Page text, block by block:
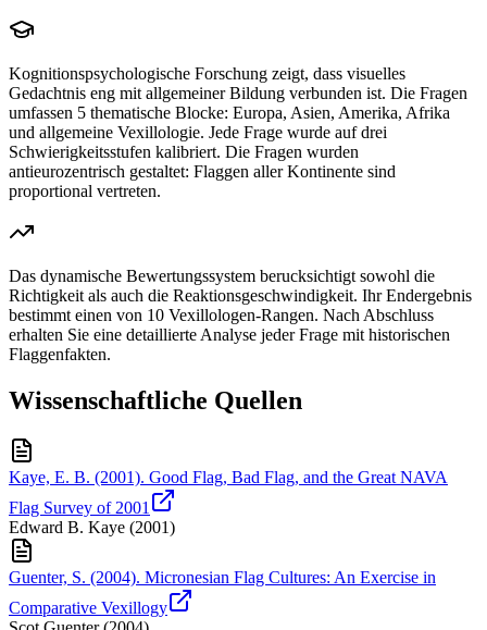
Kognitionspsychologische Forschung zeigt, dass visuelles
Gedachtnis eng mit allgemeiner Bildung verbunden ist. Die Fragen
umfassen 5 thematische Blocke: Europa, Asien, Amerika, Afrika
und allgemeine Vexillologie. Jede Frage wurde auf drei
Schwierigkeitsstufen kalibriert. Die Fragen wurden
antieurozentrisch gestaltet: Flaggen aller Kontinente sind
proportional vertreten.
Das dynamische Bewertungssystem berucksichtigt sowohl die
Richtigkeit als auch die Reaktionsgeschwindigkeit. Ihr Endergebnis
bestimmt einen von 10 Vexillologen-Rangen. Nach Abschluss
erhalten Sie eine detaillierte Analyse jeder Frage mit historischen
Flaggenfakten.
Wissenschaftliche Quellen
Kaye, E. B. (2001). Good Flag, Bad Flag, and the Great NAVA
Flag Survey of 2001
Edward B. Kaye (2001)
Guenter, S. (2004). Micronesian Flag Cultures: An Exercise in
Comparative Vexillogy